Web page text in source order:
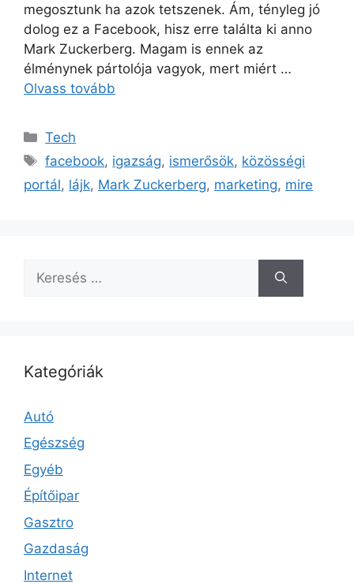
megosztunk ha azok tetszenek. Ám, tényleg jó
dolog ez a Facebook, hisz erre találta ki anno
Mark Zuckerberg. Magam is ennek az
élménynek pártolója vagyok, mert miért …
Olvass tovább
Kategória
Tech
Címkék
facebook, igazság, ismerősök, közösségi
portál, lájk, Mark Zuckerberg, marketing, mire
Keresés:
Kategóriák
Autó
Egészség
Egyéb
Építőipar
Gasztro
Gazdaság
Internet